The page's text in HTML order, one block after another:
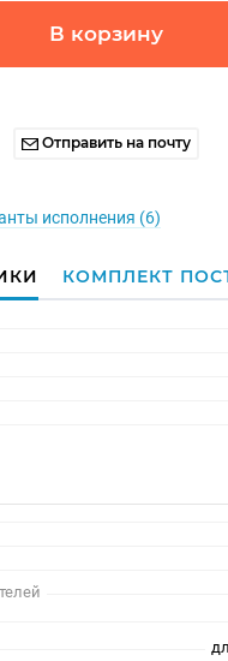
В корзину
Отправить на почту
исполнения (6)
КОМПЛЕКТ